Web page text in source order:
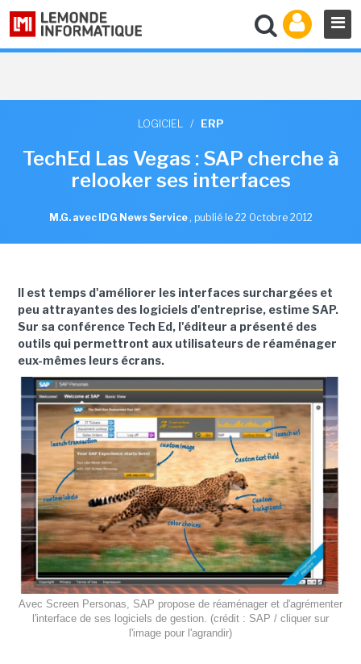
LOGICIEL / ERP
TechEd Las Vegas : SAP cherche à
relooker ses interfaces
M.G. avec IDG News Service , publié le 22 Octobre 2012
Il est temps d'améliorer les interfaces surchargées et
peu attrayantes des logiciels d'entreprise, estime SAP.
Sur sa conférence Tech Ed, l'éditeur a présenté des
outils qui permettront aux utilisateurs de réaménager
eux-mêmes leurs écrans.
Avec Screen Personas, SAP propose de réaménager et d'agrémenter
l'interface de ses logiciels de gestion. (crédit : SAP / cliquer sur
l'image pour l'agrandir)